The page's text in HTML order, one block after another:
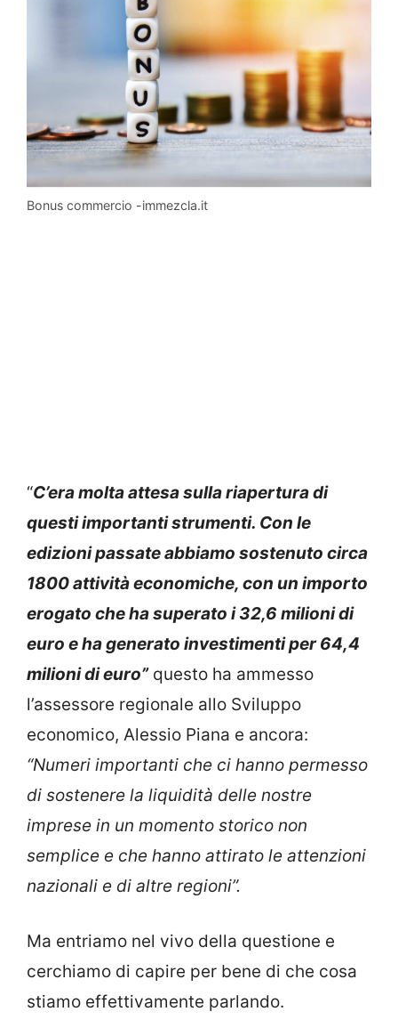
Bonus commercio -immezcla.it
“C’era molta attesa sulla riapertura di
questi importanti strumenti. Con le
edizioni passate abbiamo sostenuto circa
1800 attività economiche, con un importo
erogato che ha superato i 32,6 milioni di
euro e ha generato investimenti per 64,4
milioni di euro”questo ha ammesso
l’assessore regionale allo Sviluppo
economico, Alessio Piana e ancora:
“Numeri importanti che ci hanno permesso
di sostenere la liquidità delle nostre
imprese in un momento storico non
semplice e che hanno attirato le attenzioni
nazionali e di altre regioni”.
Ma entriamo nel vivo della questione e
cerchiamo di capire per bene di che cosa
stiamo effettivamente parlando.